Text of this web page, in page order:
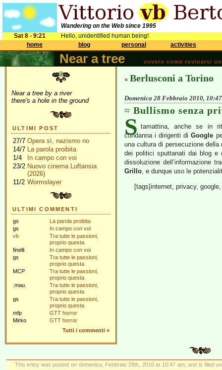
Wandering on the Web since 1995
Sat 8 - 9:21
Hello, unidentified human being!
home
blog personal activities
Near a tree ovvero come rovinarsi
Near a tree by a river
there's a hole in the ground
ULTIMI POST
27/7 Opera sì, nazismo no
14/7 La parola proibita
1/4
In campo con voi
23/2 Nuovo cinema Luftansia
(2026)
11/2 Wormslayer
ULTIMI COMMENTI
gs
La parola proibita
gs
In campo con voi
vb
Tra tutte le passioni,
proprio questa
finelli
In campo con voi
gs
Tra tutte le passioni,
proprio questa
MCP
Tra tutte le passioni,
proprio questa
.mau.
Tra tutte le passioni,
proprio questa
gs
Tra tutte le passioni,
proprio questa
mfp
GTT horror
Mirko
GTT horror
Tutti i commenti »
« Berlusconi a Torino
Domenica 28 Febbraio 2010, 10:47
Bullismo senza
S tamattina, anche se in
condanna i dirigenti diGoogle
una cultura di persecuzione
dei politici sputtanati dai blog e
dissoluzione dell’informazione
Grillo, e dunque uso le
[tags]internet, privacy,
This entry was posted on domenica, Febbraio 28th, 2010 at 10:47 am, and is filed